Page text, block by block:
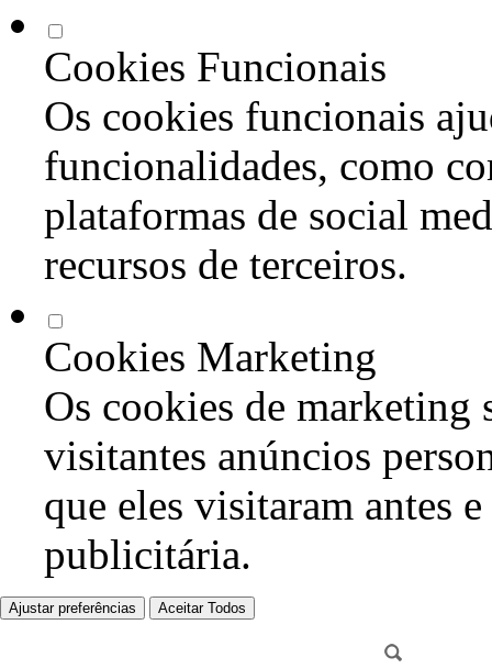
Cookies Funcionais
Os cookies funcionais
funcionalidades, como
plataformas de social
recursos de terceiros.
Cookies Marketing
Os cookies de marketing
visitantes anúncios
que eles visitaram antes
publicitária.
Ajustar preferências Aceitar Todos